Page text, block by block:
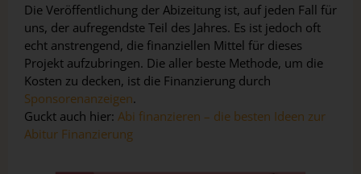
Die Veröffentlichung der Abizeitung ist, auf jeden Fall für
uns, der aufregendste Teil des Jahres. Es ist jedoch oft
echt anstrengend, die finanziellen Mittel für dieses
Projekt aufzubringen. Die aller beste Methode, um die
Kosten zu decken, ist die Finanzierung durch
Sponsorenanzeigen.
Guckt auch hier: Abi finanzieren – die besten Ideen zur
Abitur Finanzierung